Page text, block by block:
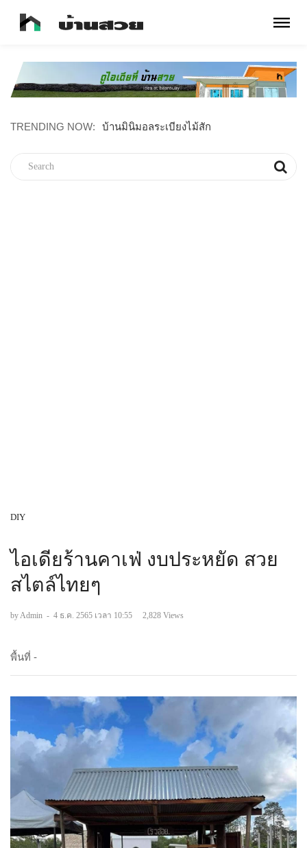
TRENDING NOW: บ้านเดี๋ยวเรียบง่าย สะอาดตา ขนาด 2 ห้องนอน
DIY
ไอเดียร้านคาเฟ่ งบประหยัด สวย
สไตล์ไทยๆ
by Admin - 4 ธ.ค. 2565 เวลา 10:55 2,828 Views
พื้นที่ -